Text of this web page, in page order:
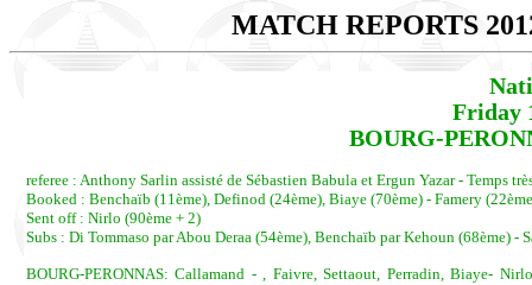
MATCH REPORTS
Friday
BOURG-
referee : Anthony Sarlin assisté de Sébastien Babula et Ergun Yazar - Temps
Booked : Benchaïb (11ème), Definod (24ème), Biaye (70ème) - Famery
Sent off : Nirlo (90ème + 2)
Subs : Di Tommaso par Abou Deraa (54ème), Benchaïb par Kehoun (68ème)
BOURG-PERONNAS: Callamand - , Faivre, Settaout, Perradin, Biaye-